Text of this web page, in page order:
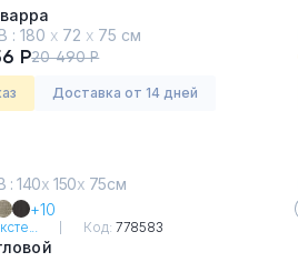
В : 180 х 72 х 75 см
Р20 490 Р
Доставка от 14 дней
: 140х 150х 75см
+10
Код: 778583